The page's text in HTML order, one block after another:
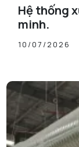
Hệ thống
minh.
10/07/2026